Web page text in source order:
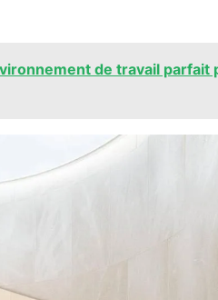
de travail parfait